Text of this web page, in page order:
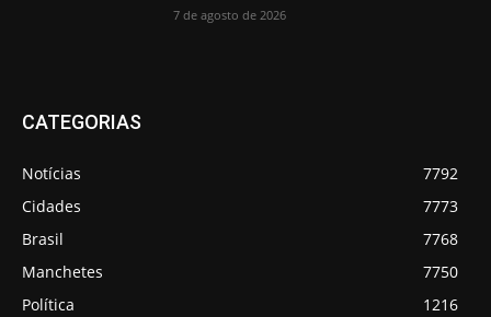
7 de agosto de 2026
CATEGORIAS
Notícias
7792
Cidades
7773
Brasil
7768
Manchetes
7750
Política
1216